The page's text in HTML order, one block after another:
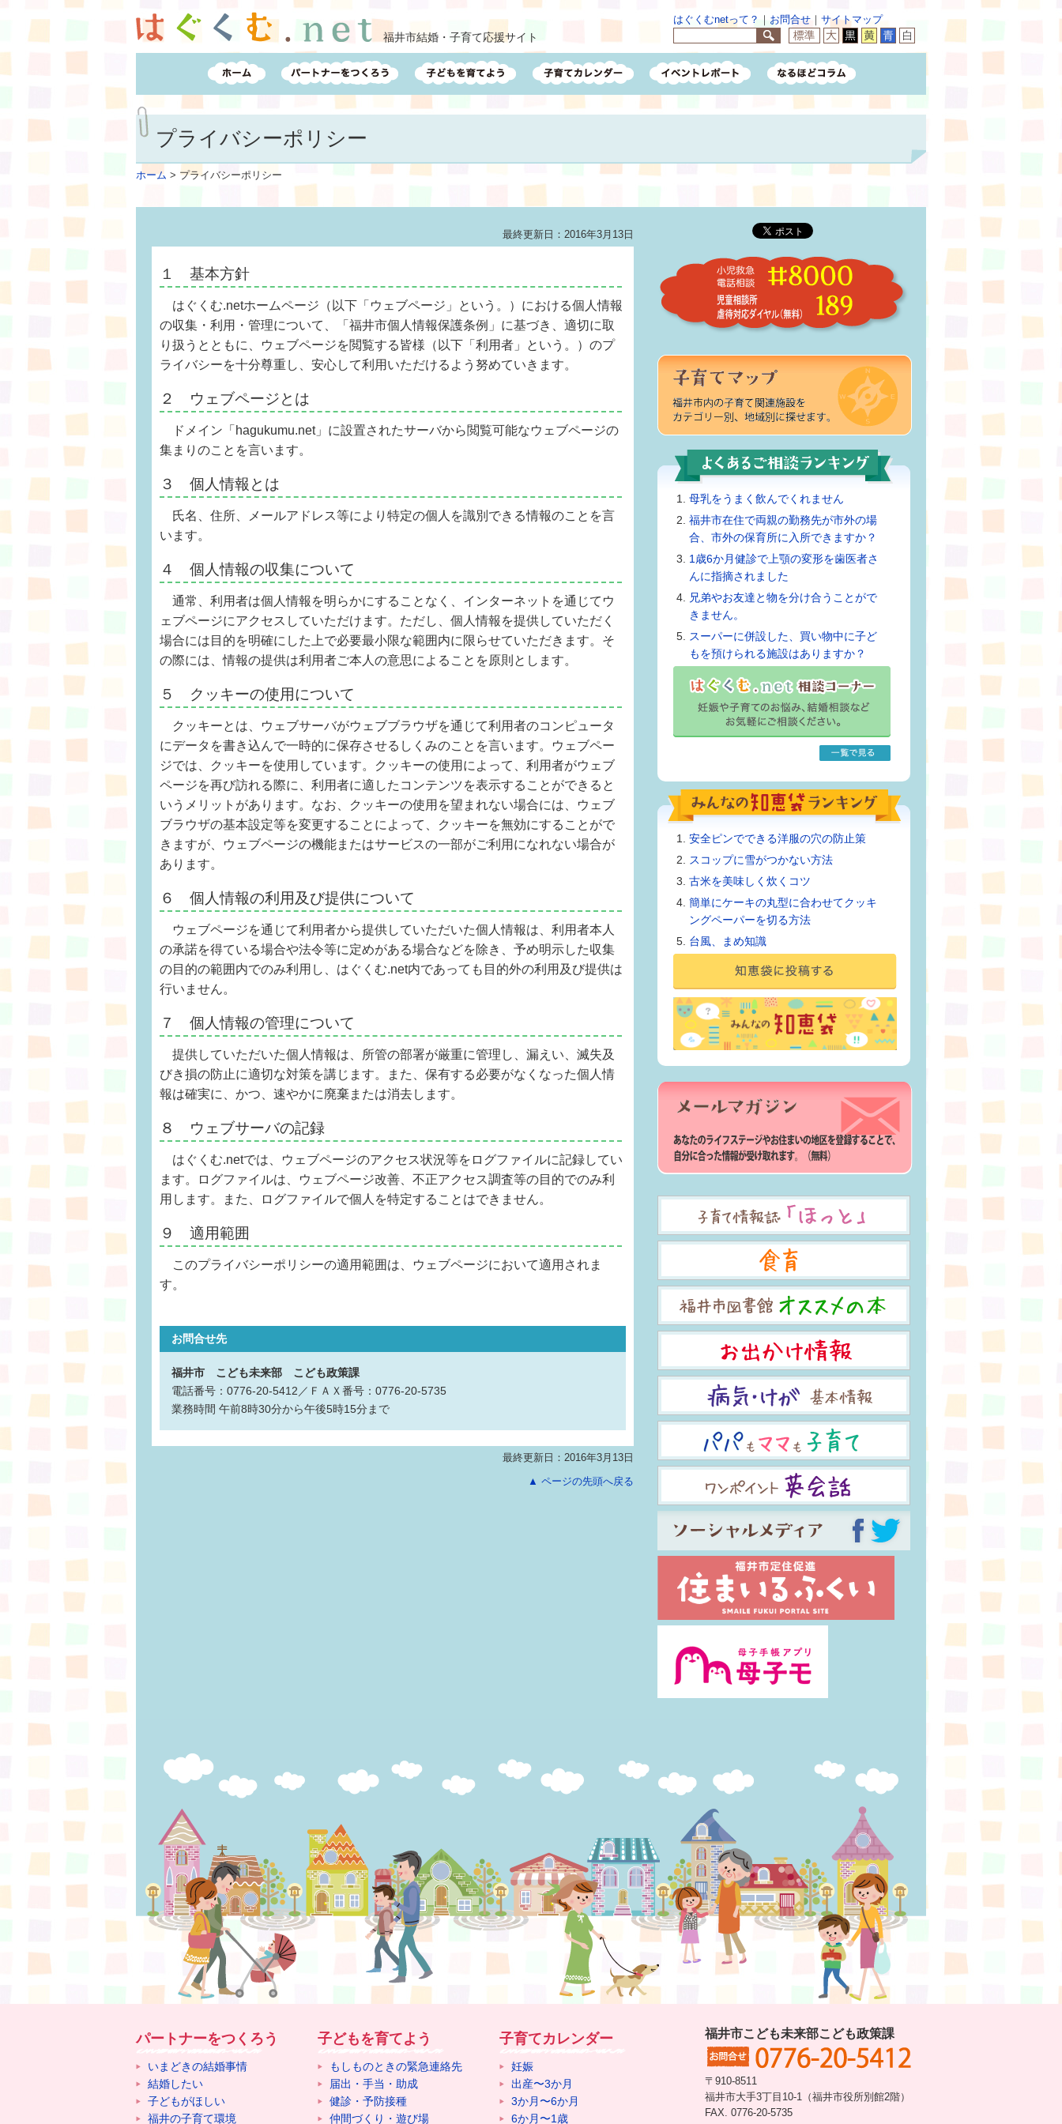
福井市結婚・子育て応援サイト
はぐくむnetって？ ｜ お問合せ ｜ サイトマップ
プライバシーポリシー
ホーム > プライバシーポリシー
最終更新日：2016年3月13日
１ 基本方針
はぐくむ.netホームページ（以下「ウェブページ」という。）における個人情報
の収集・利用・管理について、「福井市個人情報保護条例」に基づき、適切に取
り扱うとともに、ウェブページを閲覧する皆様（以下「利用者」という。）のプ
ライバシーを十分尊重し、安心して利用いただけるよう努めていきます。
２ ウェブページとは
ドメイン「hagukumu.net」に設置されたサーバから閲覧可能なウェブページの
集まりのことを言います。
３ 個人情報とは
氏名、住所、メールアドレス等により特定の個人を識別できる情報のことを言
います。
４ 個人情報の収集について
通常、利用者は個人情報を明らかにすることなく、インターネットを通じてウ
ェブページにアクセスしていただけます。ただし、個人情報を提供していただく
場合には目的を明確にした上で必要最小限な範囲内に限らせていただきます。そ
の際には、情報の提供は利用者ご本人の意思によることを原則とします。
５ クッキーの使用について
クッキーとは、ウェブサーバがウェブブラウザを通じて利用者のコンピュータ
にデータを書き込んで一時的に保存させるしくみのことを言います。ウェブペー
ジでは、クッキーを使用しています。クッキーの使用によって、利用者がウェブ
ページを再び訪れる際に、利用者に適したコンテンツを表示することができると
いうメリットがあります。なお、クッキーの使用を望まれない場合には、ウェブ
ブラウザの基本設定等を変更することによって、クッキーを無効にすることがで
きますが、ウェブページの機能またはサービスの一部がご利用になれない場合が
あります。
６ 個人情報の利用及び提供について
ウェブページを通じて利用者から提供していただいた個人情報は、利用者本人
の承諾を得ている場合や法令等に定めがある場合などを除き、予め明示した収集
の目的の範囲内でのみ利用し、はぐくむ.net内であっても目的外の利用及び提供は
行いません。
７ 個人情報の管理について
提供していただいた個人情報は、所管の部署が厳重に管理し、漏えい、滅失及
びき損の防止に適切な対策を講じます。また、保有する必要がなくなった個人情
報は確実に、かつ、速やかに廃棄または消去します。
８ ウェブサーバの記録
はぐくむ.netでは、ウェブページのアクセス状況等をログファイルに記録してい
ます。ログファイルは、ウェブページ改善、不正アクセス調査等の目的でのみ利
用します。また、ログファイルで個人を特定することはできません。
９ 適用範囲
このプライバシーポリシーの適用範囲は、ウェブページにおいて適用されま
す。
お問合せ先
福井市 こども未来部 こども政策課
電話番号：0776-20-5412／ＦＡＸ番号：0776-20-5735
業務時間 午前8時30分から午後5時15分まで
最終更新日：2016年3月13日
▲ ページの先頭へ戻る
母乳をうまく飲んでくれません
福井市在住で両親の勤務先が市外の場
合、市外の保育所に入所できますか？
1歳6か月健診で上顎の変形を歯医者さ
んに指摘されました
兄弟やお友達と物を分け合うことがで
きません。
スーパーに併設した、買い物中に子ど
もを預けられる施設はありますか？
安全ピンでできる洋服の穴の防止策
スコップに雪がつかない方法
古米を美味しく炊くコツ
簡単にケーキの丸型に合わせてクッキ
ングペーパーを切る方法
台風、まめ知識
パートナーをつくろう
いまどきの結婚事情
結婚したい
子どもがほしい
福井の子育て環境
子どもを育てよう
もしものときの緊急連絡先
届出・手当・助成
健診・予防接種
仲間づくり・遊び場
子育てカレンダー
妊娠
出産〜3か月
3か月〜6か月
6か月〜1歳
福井市こども未来部こども政策課
〒910-8511
福井市大手3丁目10-1（福井市役所別館2階）
FAX. 0776-20-5735